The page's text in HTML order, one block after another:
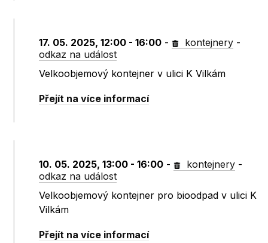
17. 05. 2025, 12:00 - 16:00 - kontejnery -
odkaz na událost
Velkoobjemový kontejner v ulici K Vilkám
Přejít na více informací
10. 05. 2025, 13:00 - 16:00 - kontejnery -
odkaz na událost
Velkoobjemový kontejner pro bioodpad v ulici K
Vilkám
Přejít na více informací